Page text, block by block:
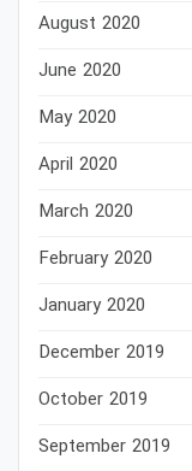
August 2020
June 2020
May 2020
April 2020
March 2020
February 2020
January 2020
December 2019
October 2019
September 2019